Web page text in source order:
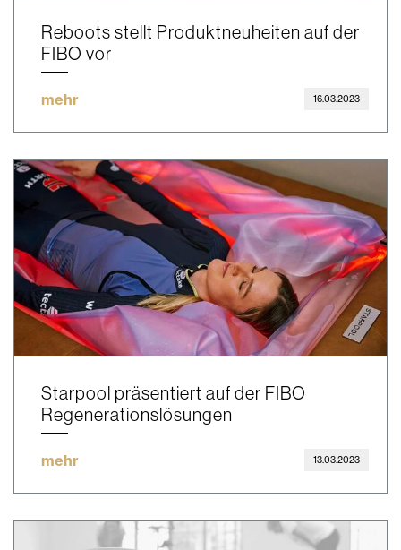
Reboots stellt Produktneuheiten auf der
FIBO vor
mehr 16.03.2023
Starpool präsentiert auf der FIBO
Regenerationslösungen
mehr 13.03.2023